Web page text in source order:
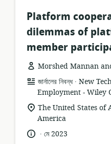
Platform
dilemmas of
member
Morshed Mannan and
তথ্যসম্পদের
ফর্ম্যাট:
জার্নালের নিবন্ধ .
প্রকাশক:
New
Employment - Wiley
প্রাসঙ্গিকতার
অবস্থান:
The United States
America
ভাষা: .
প্রকাশনারমে 2023